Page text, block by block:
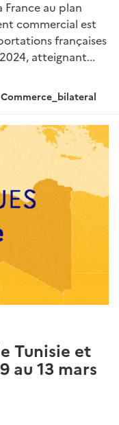
au plan
commercial est
françaises
atteignant...
Commerce_bilateral
Tunisie et
au 13 mars